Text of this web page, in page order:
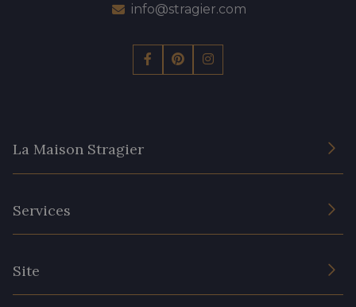
info@stragier.com
La Maison Stragier
Services
Site